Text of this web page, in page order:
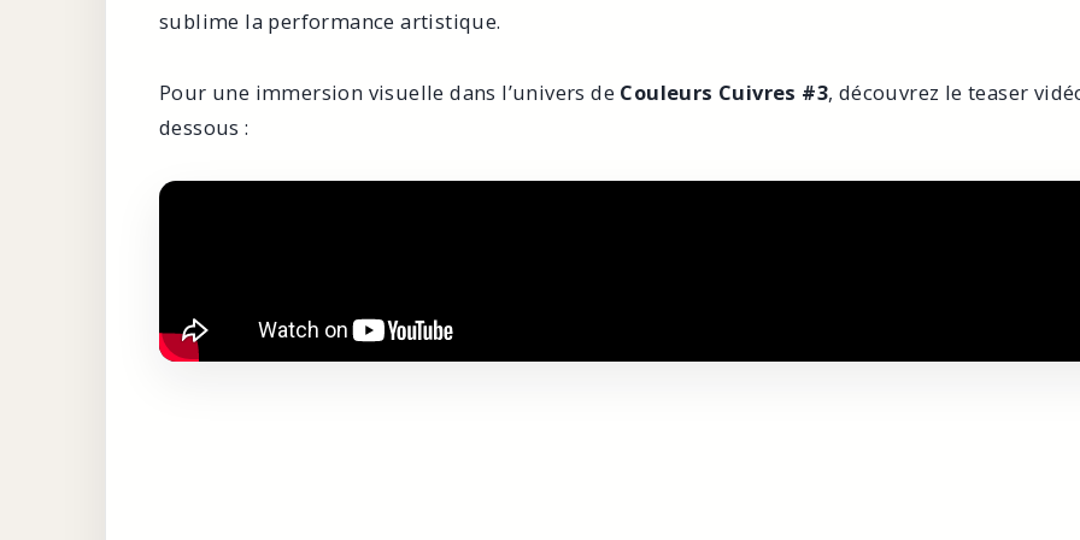
sublime la performance artistique.
Pour une immersion visuelle dans l’univers de Couleurs Cuivres #3, découvrez le teaser
dessous :